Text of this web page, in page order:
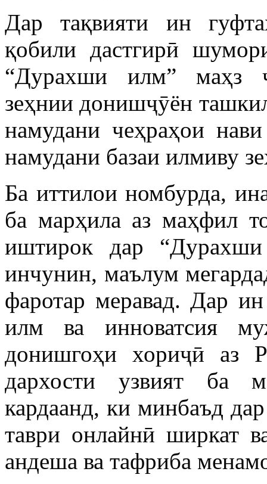
Дар тақвияти ин
қобили дастгирӣ
“Дурахши илм” маҳз
зеҳнии донишҷӯён
намудани чеҳраҳои
намудани базаи илмиву
Ба иттилои номбурда,
ба марҳила аз маҳфил
иштирок дар
инчунин, маълум
фаротар меравад. Дар
илм ва инноватсия
донишгоҳи хориҷӣ аз
дархости узвият ба
кардаанд, ки минбаъд
таври онлайнӣ ширкат
андеша ва тафриба